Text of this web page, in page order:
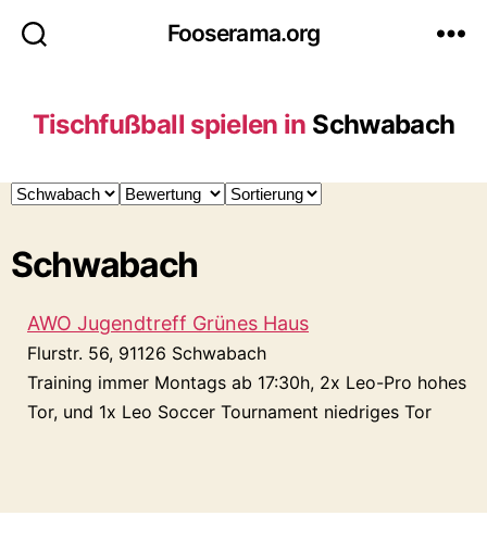
Fooserama.org
Tischfußball spielen in Schwabach
Schwabach
AWO Jugendtreff Grünes Haus
Flurstr. 56, 91126 Schwabach
Training immer Montags ab 17:30h, 2x Leo-Pro hohes
Tor, und 1x Leo Soccer Tournament niedriges Tor